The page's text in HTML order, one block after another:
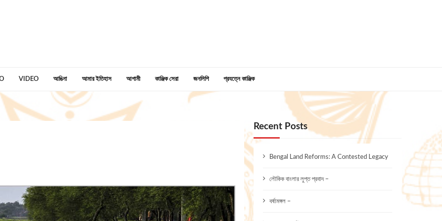
VIDEO আঙিনা আমার ইতিহাস আগামী কাঞ্জিক সেরা জনলিপি প্রযত্নে কাঞ্জিক
Recent Posts
Bengal Land Reforms: A Contested Legacy
লৌকিক বাংলার লুপ্ত প্রবাদ –
বর্ষামঙ্গল –